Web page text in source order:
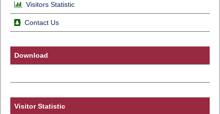
Visitors Statistic
Contact Us
Download
Visitor Statistic